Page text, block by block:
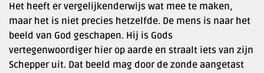
Het heeft er vergelijkenderwijs wat mee te maken,
maar het is niet precies hetzelfde. De mens is naar het
beeld van God geschapen. Hij is Gods
vertegenwoordiger hier op aarde en straalt iets van zijn
Schepper uit. Dat beeld mag door de zonde aangetast